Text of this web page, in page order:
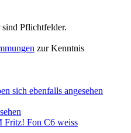
Pflichtfelder.
zur Kenntnis
sich ebenfalls angesehen
Fritz! Fon C6 weiss